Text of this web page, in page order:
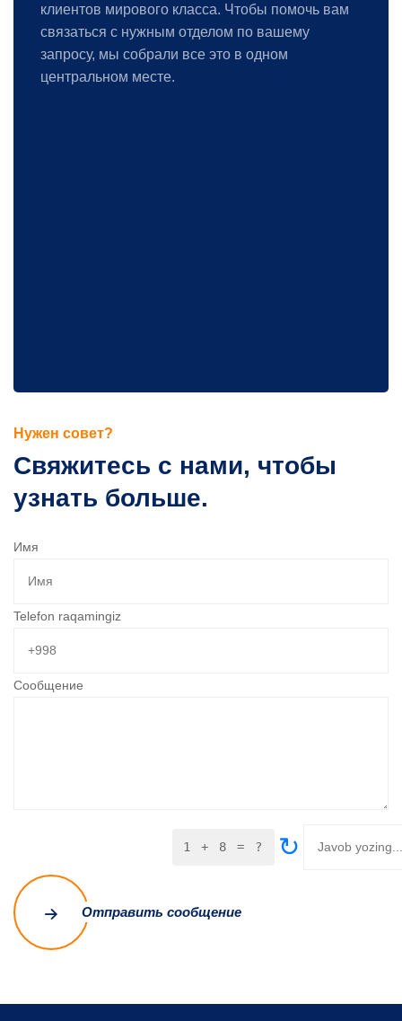
клиентов мирового класса. Чтобы помочь вам
связаться с нужным отделом по вашему
запросу, мы собрали все это в одном
центральном месте.
Нужен совет?
Свяжитесь с нами, чтобы
узнать больше.
Имя
Telefon raqamingiz
Сообщение
1 + 8 = ? ↻
Отправить сообщение